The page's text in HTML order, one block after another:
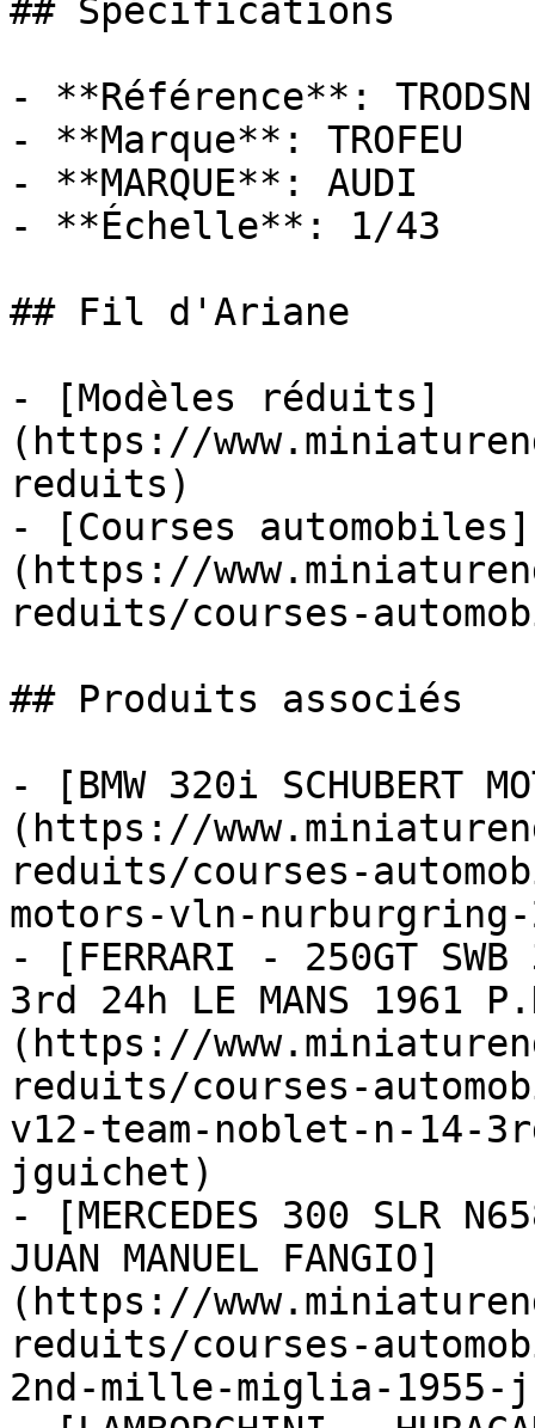
## Spécifications
- **Référence**:
- **Marque**: TROFEU
- **MARQUE**: AUDI
- **Échelle**: 1/43
## Fil d'Ariane
- [Modèles réduits]
(https://
reduits)
- [Courses automobiles]
(https://
reduits/courses-
## Produits associés
- [BMW 320i SCHUBERT
(https://
reduits/courses-
motors-vln-nurburgring-
- [FERRARI - 250GT SWB
3rd 24h LE MANS 1961
(https://
reduits/courses-
v12-team-noblet-n-14-
jguichet)
- [MERCEDES 300 SLR
JUAN MANUEL FANGIO]
(https://
reduits/courses-
2nd-mille-miglia-1955-